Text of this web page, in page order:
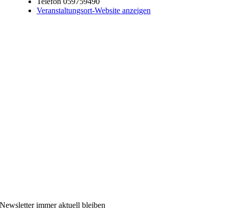
Veranstaltungsort-Website anzeigen
Newsletter immer aktuell bleiben